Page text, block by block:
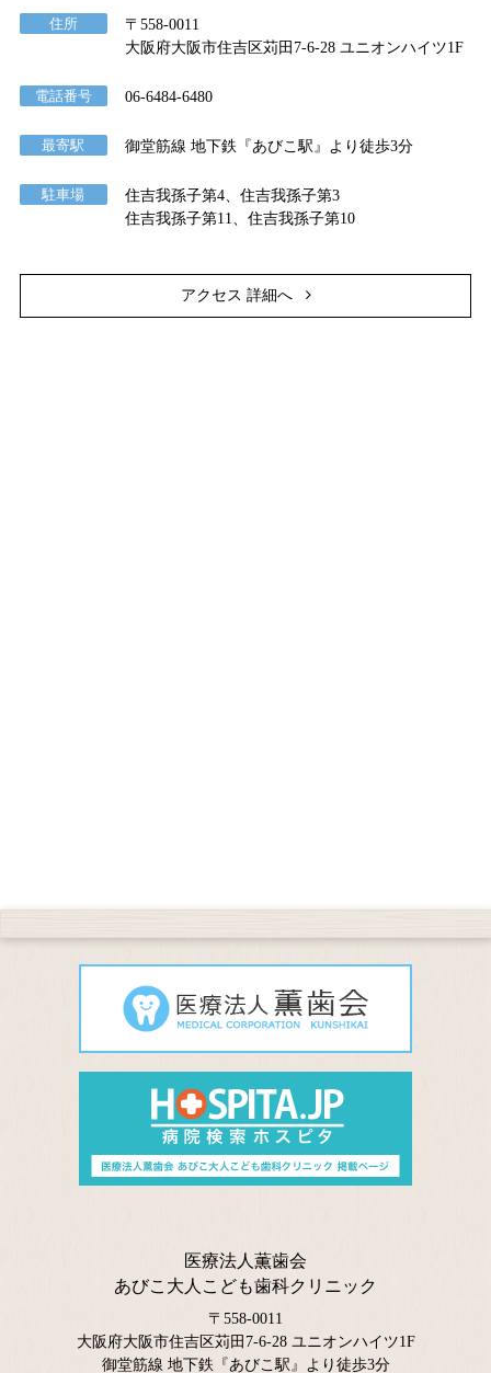
住所
〒558-0011
大阪府大阪市住吉区苅田7-6-28 ユニオンハイツ1F
電話番号 06-6484-6480
最寄駅 御堂筋線 地下鉄『あびこ駅』より徒歩3分
駐車場
住吉我孫子第4、住吉我孫子第3
住吉我孫子第11、住吉我孫子第10
アクセス 詳細へ
医療法人薫歯会
あびこ大人こども歯科クリニック
〒558-0011
大阪府大阪市住吉区苅田7-6-28 ユニオンハイツ1F
御堂筋線 地下鉄『あびこ駅』より徒歩3分